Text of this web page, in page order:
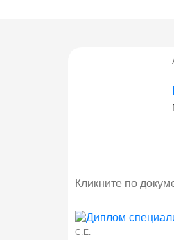
Кликните по
С.Е.